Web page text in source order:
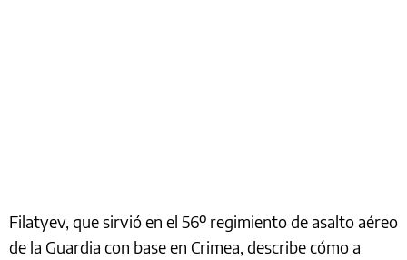
Filatyev, que sirvió en el 56º regimiento de asalto aéreo
de la Guardia con base en Crimea, describe cómo a